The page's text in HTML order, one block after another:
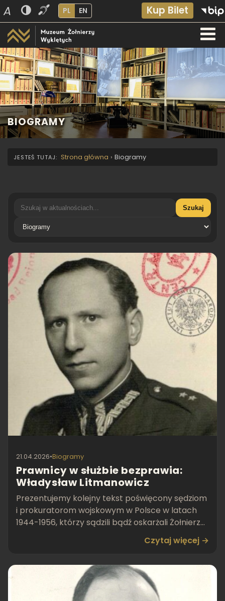
A PL EN Kup Bilet
BIOGRAMY
Strona główna › Biogramy
Szukaj
Kategoria
21.04.2026•Biogramy
Prawnicy w służbie bezprawia:
Władysław Litmanowicz
Prezentujemy kolejny tekst poświęcony sędziom
i prokuratorom wojskowym w Polsce w latach
1944-1956, którzy sądzili bądź oskarżali Żołnierzy
Czytaj więcej →